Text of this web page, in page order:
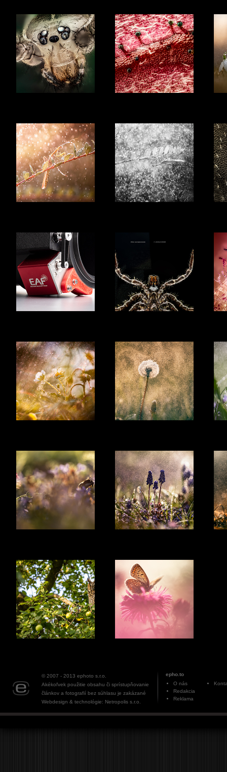
© 2007 - 2013 ephoto s.r.o.
Akékoľvek použitie obsahu či sprístupňovanie
článkov a fotografií bez súhlasu je zakázané
Webdesign & technológie: Netropolis s.r.o.
epho.to
O nás
Redakcia
Reklama